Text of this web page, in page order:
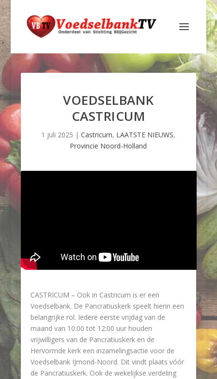
VOEDSELBANK
CASTRICUM
1 juli 2025 |Castricum, LAATSTE NIEUWS,
Provincie Noord-Holland
CASTRICUM – Ook in Castricum is er een
Voedselbank. De Pancratiuskerk speelt hierin een
belangrijke rol. Iedere eerste vrijdag van de
maand van 10:00 tot 12:00 uur houden
vrijwilligers van de Pancratiuskerk en de
Hervormde kerk een inzamelingsactie voor de
Voedselbank IJmond-Noord. Dit vindt plaats vóór
de Pancratiuskerk. Ook de wekelijkse verdeling